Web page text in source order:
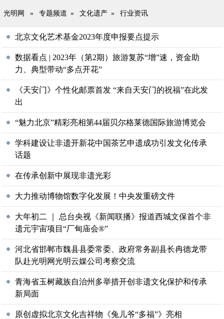
光明网 » 专题频道 » 文化遗产 » 行业资讯
北京文化艺术基金2023年度申报要点提示
数据看点 | 2023年（第2期）旅游复苏“增”速，资金助
力、典型带动“多点开花”
《天安门》个性化邮票首发 “来自天安门的祝福”在此发
出
“魅力北京”精彩亮相第44届贝尔格莱德国际旅游博览会
学科建设让非遗开新花中国茶艺申遗成功引发文化传承
话题
在传承创新中展现非遗光彩
大力推动博物馆数字化发展！中央发重磅文件
大年初二 ｜ 总台央视《新闻联播》报道西城文保首个非
遗元宇宙项目“厂甸庙会®”
河北省邯郸市魏县县委常委、政府常务副县长冉德龙带
队赴光明网光明云媒公司考察交流
青海省玉树藏族自治州多举措开创非遗文化保护和传承
新局面
原创虚拟北京文化吉祥物《兔儿爷“多福”》亮相